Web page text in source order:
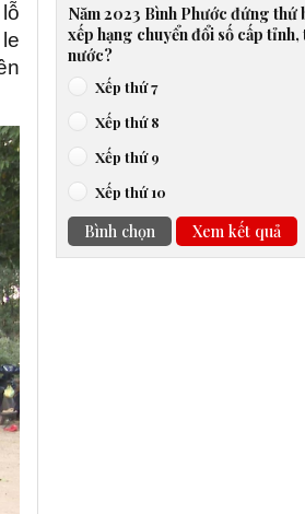
Năm 2023 Bình Phước đứng thứ
xếp hạng chuyển đổi số cấp tỉnh,
nước?
Xếp thứ 7
Xếp thứ 8
Xếp thứ 9
Xếp thứ 10
Bình chọn Xem kết quả